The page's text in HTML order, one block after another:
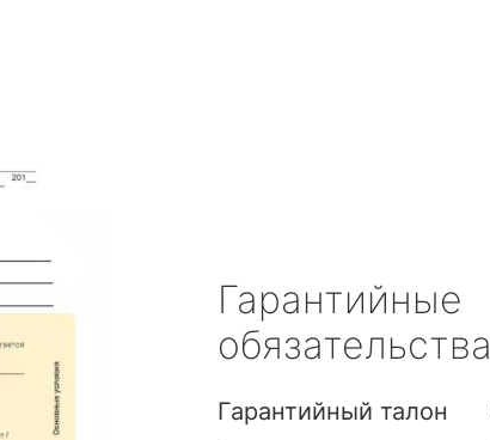
Гарантийные
обязательства
Гарантийный талон